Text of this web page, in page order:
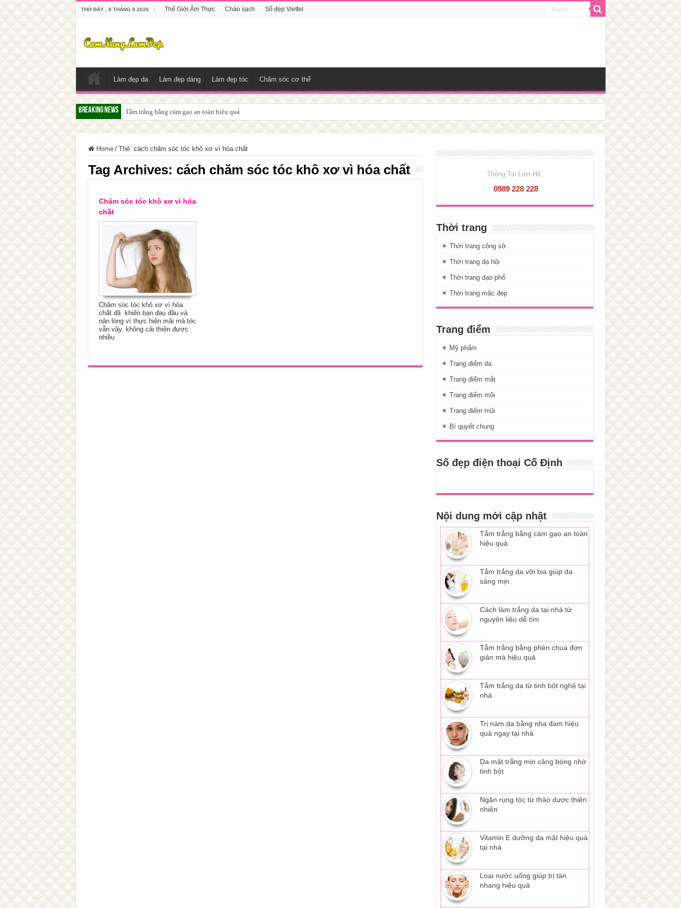
THỨ BẢY , 8 THÁNG 8 2026 Thế Giới Ẩm Thực Cháo sạch Số đẹp Viettel
Làm đẹp da Làm đẹp dáng Làm đẹp tóc Chăm sóc cơ thể
Breaking News Tắm trắng bằng cám gạo an toàn hiệu quả
Home / Thẻ: cách chăm sóc tóc khô xơ vì hóa chất
Tag Archives: cách chăm sóc tóc khô xơ vì hóa chất
Chăm sóc tóc khô xơ vì hóa
chất
Chăm sóc tóc khô xơ vì hóa
chất đã khiến bạn đau đầu và
nản lòng vì thực hiện mãi mà tóc
vẫn vậy, không cải thiện được
nhiều
Thông Tin Liên Hệ:
0989 228 228
Thời trang
☀ Thời trang công sở
☀ Thời trang dạ hội
☀ Thời trang dạo phố
☀ Thời trang mặc đẹp
Trang điểm
☀ Mỹ phẩm
☀ Trang điểm da
☀ Trang điểm mắt
☀ Trang điểm môi
☀ Trang điểm mũi
☀ Bí quyết chung
Số đẹp điện thoại Cố Định
Nội dung mới cập nhật
Tắm trắng bằng cám gạo an toàn
hiệu quả
Tắm trắng da với bia giúp da
sáng mịn
Cách làm trắng da tại nhà từ
nguyên liệu dễ tìm
Tắm trắng bằng phèn chua đơn
giản mà hiệu quả
Tắm trắng da từ tinh bột nghệ tại
nhà
Trị nám da bằng nha đam hiệu
quả ngay tại nhà
Da mặt trắng mịn căng bóng nhờ
tinh bột
Ngăn rụng tóc từ thảo dược thiên
nhiên
Vitamin E dưỡng da mặt hiệu quả
tại nhà
Loại nước uống giúp trị tàn
nhang hiệu quả